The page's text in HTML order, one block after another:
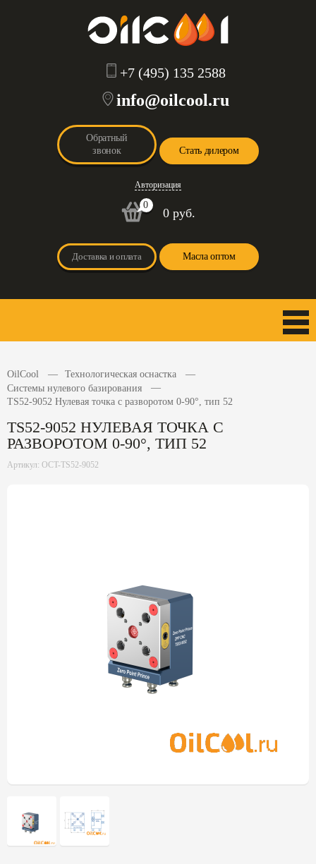
+7 (495) 135 2588
info@oilcool.ru
Обратный
звонок
Стать дилером
Авторизация
0
0 руб.
Доставка и оплата Масла оптом
OilCool
Технологическая оснастка
Системы нулевого базирования
TS52-9052 Нулевая точка с разворотом 0-90°, тип 52
TS52-9052 НУЛЕВАЯ ТОЧКА С
РАЗВОРОТОМ 0-90°, ТИП 52
Артикул: OCT-TS52-9052